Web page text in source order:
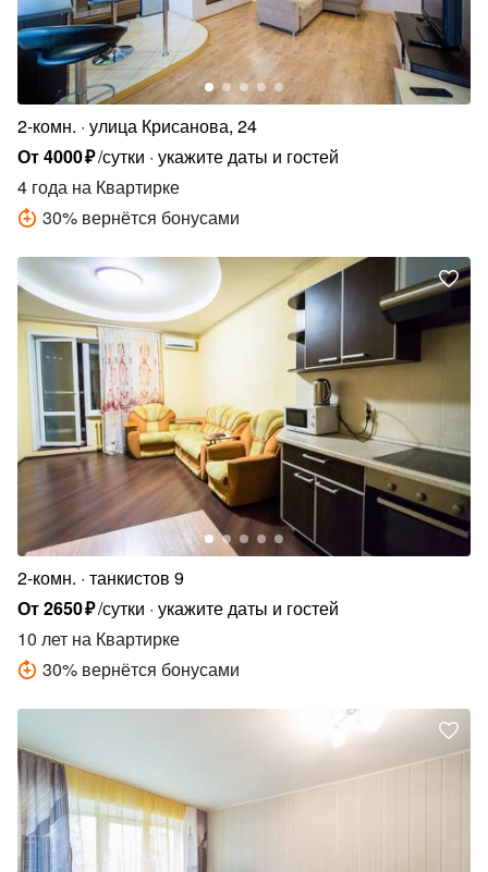
2-комн. улица Крисанова, 24
От4000₽/сутки укажите даты и гостей
4 года на Квартирке
30% вернётся бонусами
2-комн. танкистов 9
От2650₽/сутки укажите даты и гостей
10 лет на Квартирке
30% вернётся бонусами